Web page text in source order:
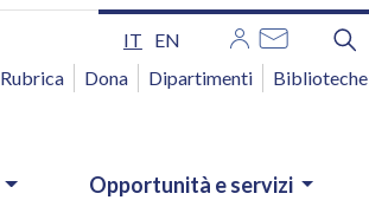
IT EN
Rubrica Dona Dipartimenti Biblioteche
Opportunità e servizi